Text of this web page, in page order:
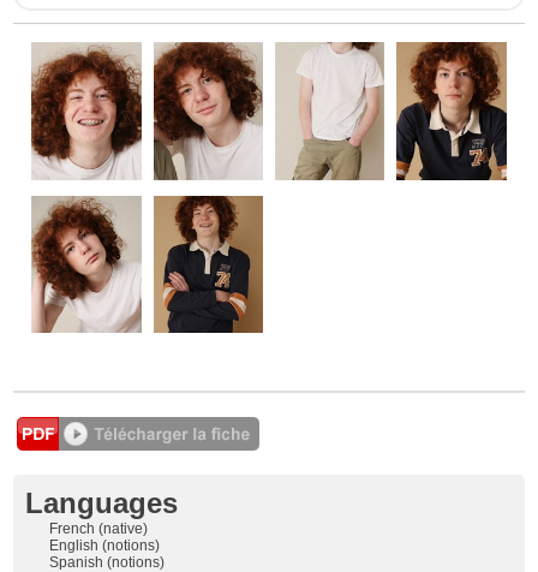
Languages
French (native)
English (notions)
Spanish (notions)